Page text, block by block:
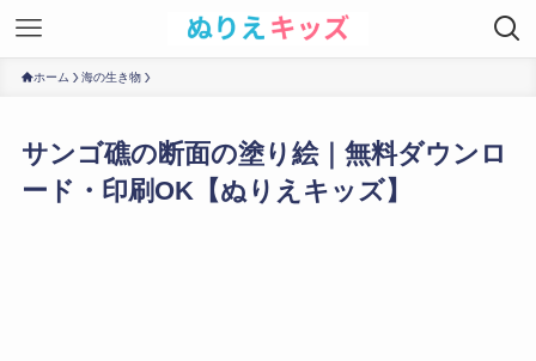
ホーム 海の生き物
サンゴ礁の断面の塗り絵｜無料ダウンロ
ード・印刷OK【ぬりえキッズ】